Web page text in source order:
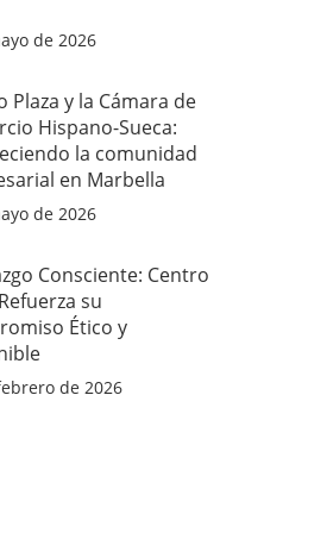
de 2026
Plaza y la Cámara de
Hispano-Sueca:
la comunidad
en Marbella
de 2026
Consciente: Centro
su
Ético y
de 2026